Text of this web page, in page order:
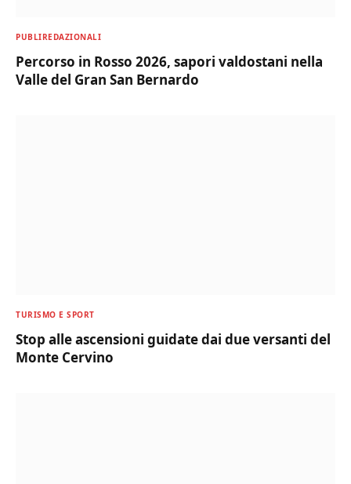
PUBLIREDAZIONALI
Percorso in Rosso 2026, sapori valdostani nella
Valle del Gran San Bernardo
TURISMO E SPORT
Stop alle ascensioni guidate dai due versanti del
Monte Cervino